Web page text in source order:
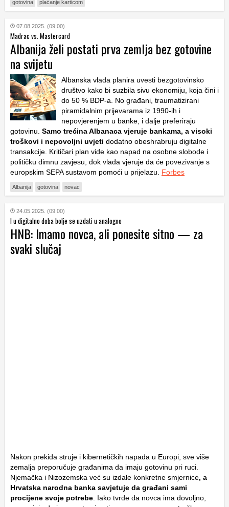
gotovina plaćanje karticom
07.08.2025. (09:00)
Madrac vs. Mastercard
Albanija želi postati prva zemlja bez gotovine
na svijetu
Albanska vlada planira uvesti bezgotovinsko
društvo kako bi suzbila sivu ekonomiju, koja čini i
do 50 % BDP-a. No građani, traumatizirani
piramidalnim prijevarama iz 1990-ih i
nepovjerenjem u banke, i dalje preferiraju
gotovinu. Samo trećina Albanaca vjeruje bankama, a visoki
troškovi i nepovoljni uvjeti dodatno obeshrabruju digitalne
transakcije. Kritičari plan vide kao napad na osobne slobode i
političku dimnu zavjesu, dok vlada vjeruje da će povezivanje s
europskim SEPA sustavom pomoći u prijelazu. Forbes
Albanija gotovina novac
24.05.2025. (09:00)
I u digitalno doba bolje se uzdati u analogno
HNB: Imamo novca, ali ponesite sitno — za
svaki slučaj
Nakon prekida struje i kibernetičkih napada u Europi, sve više
zemalja preporučuje građanima da imaju gotovinu pri ruci.
Njemačka i Nizozemska već su izdale konkretne smjernice, a
Hrvatska narodna banka savjetuje da građani sami
procijene svoje potrebe . Iako tvrde da novca ima dovoljno,